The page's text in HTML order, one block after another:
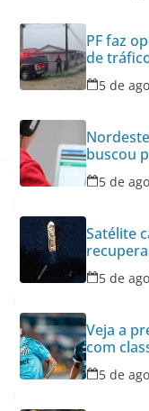
PF faz
de
armas
5 de
buscou
no último
5 de
Satélite
no
5 de
Veja a
com
Copa do
5 de